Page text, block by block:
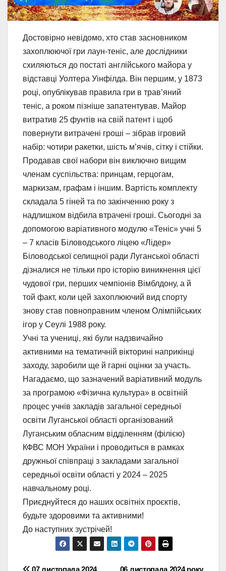
Достовірно невідомо, хто став засновником
захоплюючої гри лаун-теніс, але дослідники
схиляються до постаті англійського майора у
відставці Уолтера Уінфілда. Він першим, у 1873
році, опублікував правила гри в трав’яний
теніс, а роком пізніше запатентував. Майор
витратив 25 фунтів на свій патент і щоб
повернути витрачені гроші – зібрав ігровий
набір: чотири ракетки, шість м’ячів, сітку і стійки.
Продавав свої набори він виключно вищим
членам суспільства: принцам, герцогам,
маркизам, графам і іншим. Вартість комплекту
складала 5 гіней та по закінченню року з
надлишком відбила втрачені гроші. Сьогодні за
допомогою варіативного модулю «Теніс» учні 5
– 7 класів Біловодського ліцею «Лідер»
Біловодської селищної ради Луганської області
дізналися не тільки про історію виникнення цієї
чудової гри, перших чемпіонів Вімблдону, а й
той факт, коли цей захоплюючий вид спорту
знову став повноправним членом Олімпійських
ігор у Сеулі 1988 року.
Учні та учениці, які були надзвичайно
активними на тематичній вікторині наприкінці
заходу, заробили ще й гарні оцінки за участь.
Нагадаємо, що зазначений варіативний модуль
за програмою «Фізична культура» в освітній
процес учнів закладів загальної середньої
освіти Луганської області організований
Луганським обласним відділенням (філією)
КФВС МОН України і проводиться в рамках
дружньої співпраці з закладами загальної
середньої освіти області у 2024 – 2025
навчальному році.
Приєднуйтеся до наших освітніх проєктів,
будьте здоровими та активними!
До наступних зустрічей!